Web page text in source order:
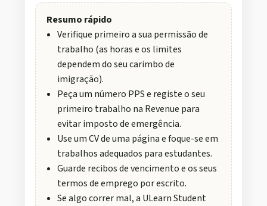
Resumo rápido
Verifique primeiro a sua permissão de
trabalho (as horas e os limites
dependem do seu carimbo de
imigração).
Peça um número PPS e registe o seu
primeiro trabalho na Revenue para
evitar imposto de emergência.
Use um CV de uma página e foque-se em
trabalhos adequados para estudantes.
Guarde recibos de vencimento e os seus
termos de emprego por escrito.
Se algo correr mal, a ULearn Student